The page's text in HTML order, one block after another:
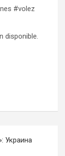
#volez
disponible.
Украина